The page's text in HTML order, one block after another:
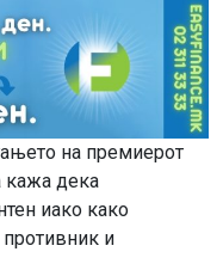
на премиерот
кажа дека
иако како
и